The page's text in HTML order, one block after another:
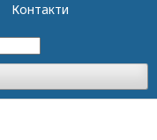
Контакти